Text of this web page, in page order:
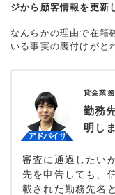
ジから顧客情報を更新
なんらかの理由で在籍
いる事実の裏付けがと
貸金業
勤務
明し
審査に通過したい
先を申告しても、
載された勤務先名